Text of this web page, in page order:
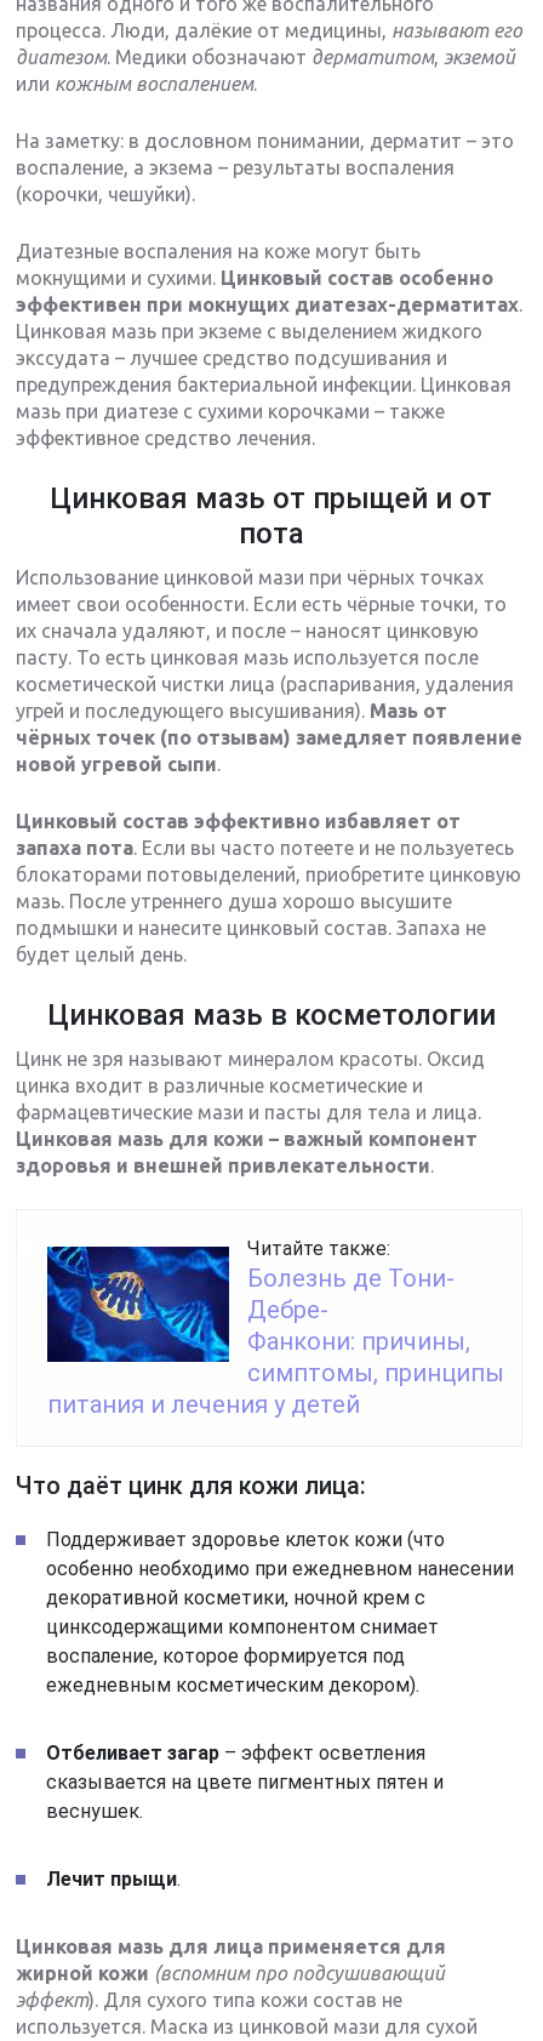
процесса. Люди, далёкие от медицины, называют его
диатезом. Медики обозначают дерматитом, экземой
или кожным воспалением.
На заметку: в дословном понимании, дерматит – это
воспаление, а экзема – результаты воспаления
(корочки, чешуйки).
Диатезные воспаления на коже могут быть
мокнущими и сухими. Цинковый состав особенно
эффективен при мокнущих диатезах-дерматитах.
Цинковая мазь при экземе с выделением жидкого
экссудата – лучшее средство подсушивания и
предупреждения бактериальной инфекции. Цинковая
мазь при диатезе с сухими корочками – также
эффективное средство лечения.
Цинковая мазь от прыщей и от
пота
Использование цинковой мази при чёрных точках
имеет свои особенности. Если есть чёрные точки, то
их сначала удаляют, и после – наносят цинковую
пасту. То есть цинковая мазь используется после
косметической чистки лица (распаривания, удаления
угрей и последующего высушивания). Мазь от
чёрных точек (по отзывам) замедляет появление
новой угревой сыпи.
Цинковый состав эффективно избавляет от
запаха пота. Если вы часто потеете и не пользуетесь
блокаторами потовыделений, приобретите цинковую
мазь. После утреннего душа хорошо высушите
подмышки и нанесите цинковый состав. Запаха не
будет целый день.
Цинковая мазь в косметологии
Цинк не зря называют минералом красоты. Оксид
цинка входит в различные косметические и
фармацевтические мази и пасты для тела и лица.
Цинковая мазь для кожи – важный компонент
здоровья и внешней привлекательности.
Читайте также:
Болезнь де Тони-
Дебре-
Фанкони: причины,
симптомы, принципы
питания и лечения у детей
Что даёт цинк для кожи лица:
Поддерживает здоровье клеток кожи (что
особенно необходимо при ежедневном нанесении
декоративной косметики, ночной крем с
цинксодержащими компонентом снимает
воспаление, которое формируется под
ежедневным косметическим декором).
Отбеливает загар – эффект осветления
сказывается на цвете пигментных пятен и
веснушек.
Лечит прыщи.
Цинковая мазь для лица применяется для
жирной кожи (вспомним про подсушивающий
эффект). Для сухого типа кожи состав не
используется. Маска из цинковой мази для сухой